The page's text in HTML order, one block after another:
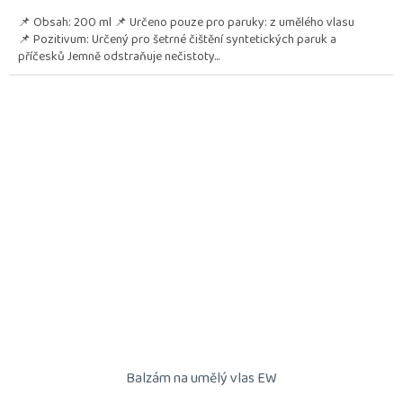
📌 Obsah: 200 ml 📌 Určeno pouze pro paruky: z umělého vlasu
📌 Pozitivum: Určený pro šetrné čištění syntetických paruk a
příčesků Jemně odstraňuje nečistoty...
Balzám na umělý vlas EW